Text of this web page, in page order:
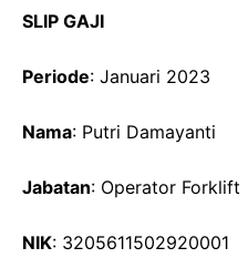
SLIP GAJI
Periode: Januari 2023
Nama: Putri Damayanti
Jabatan: Operator Forklift
NIK: 3205611502920001